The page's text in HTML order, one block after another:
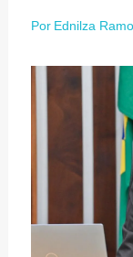
Por Ednilza